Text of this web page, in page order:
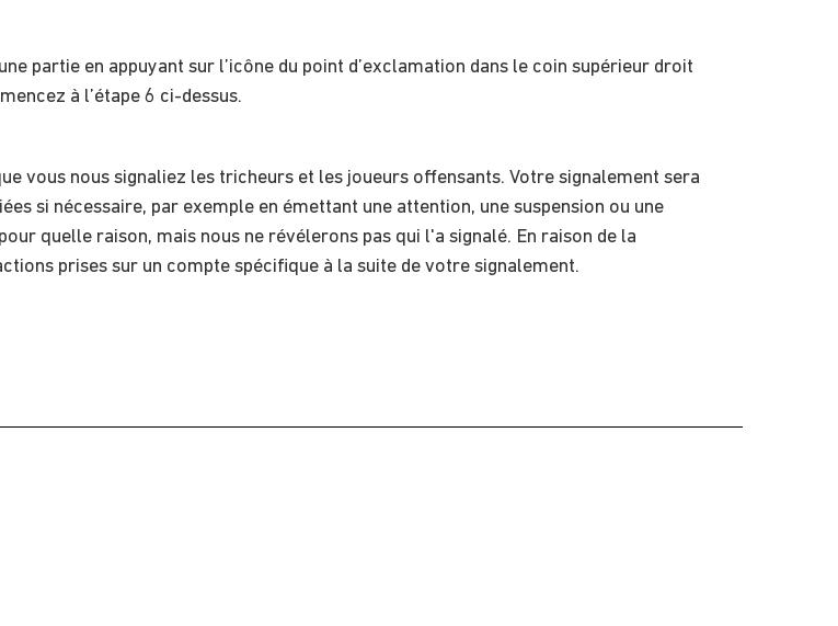
partie en appuyant sur l’icône du point d’exclamation dans le coin supérieur droit
à l’étape 6 ci-dessus.
vous nous signaliez les tricheurs et les joueurs offensants. Votre signalement sera
si nécessaire, par exemple en émettant une attention, une suspension ou une
quelle raison, mais nous ne révélerons pas qui l'a signalé. En raison de la
prises sur un compte spécifique à la suite de votre signalement.